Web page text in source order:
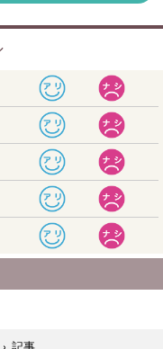
›